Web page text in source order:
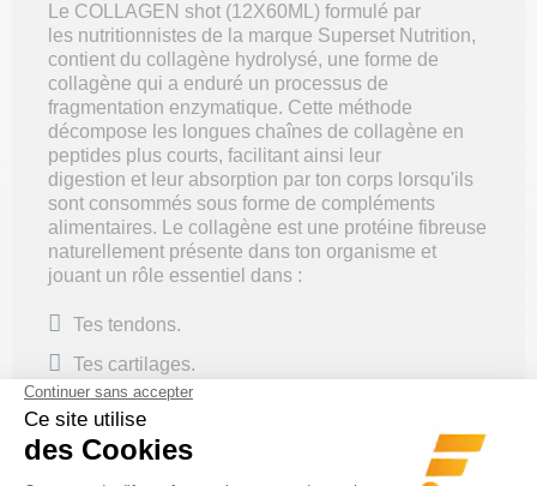
Le COLLAGEN shot (12X60ML) formulé par
les nutritionnistes de la marque Superset Nutrition,
contient du collagène hydrolysé, une forme de
collagène qui a enduré un processus de
fragmentation enzymatique. Cette méthode
décompose les longues chaînes de collagène en
peptides plus courts, facilitant ainsi leur
digestion et leur absorption par ton corps lorsqu'ils
sont consommés sous forme de compléments
alimentaires. Le collagène est une protéine fibreuse
naturellement présente dans ton organisme et
jouant un rôle essentiel dans :
Tes tendons.
Tes cartilages.
Tes os.
Ta peau.